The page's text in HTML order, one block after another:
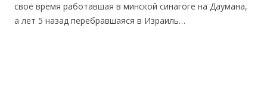
своё время работавшая в минской синагоге на Даумана,
а лет 5 назад перебравшаяся в Израиль…